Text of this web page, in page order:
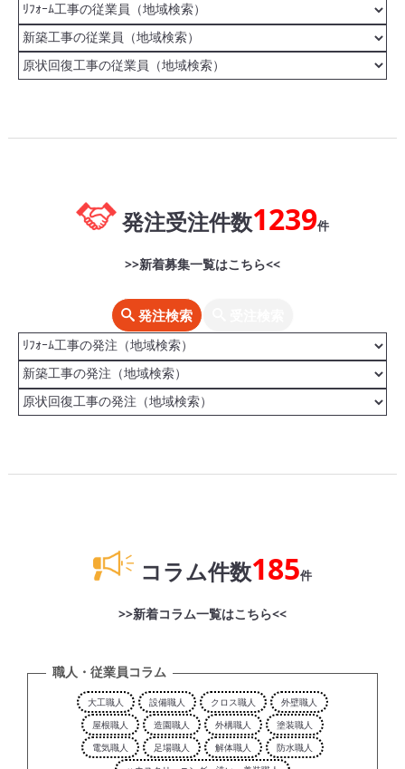
発注受注件数1239件
>>新着募集一覧はこちら<<
発注検索
コラム件数185件
>>新着コラム一覧はこちら<<
職人・従業員コラム
大工職人 設備職人 クロス職人
外壁職人
屋根職人
造園職人 外構職人
塗装職人
電気職人
足場職人 解体職人
防水職人